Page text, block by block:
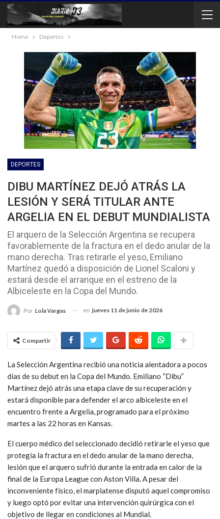
Home Deportes
DEPORTES
DIBU MARTÍNEZ DEJÓ ATRÁS LA
LESIÓN Y SERÁ TITULAR ANTE
ARGELIA EN EL DEBUT MUNDIALISTA
El arquero de la Selección Argentina se recupera
favorablemente de la fractura en el dedo anular de la
mano derecha. Tras retirarle el yeso, Emiliano
Martínez quedó a disposición de Lionel Scaloni y
estará desde el arranque en el estreno de la
Albiceleste en la Copa del Mundo.
Por Lola Vargas en jueves 11 de junio de 2026
Compartir
La Selección Argentina recibió una noticia alentadora a pocos
días de su debut en la Copa del Mundo. Emiliano “Dibu”
Martínez dejó atrás una etapa clave de su recuperación y
estará disponible para defender el arco albiceleste en el
encuentro frente a Argelia, programado para el próximo
martes a las 22 horas en Kansas.
El cuerpo médico del seleccionado decidió retirarle el yeso que
protegía la fractura en el dedo anular de la mano derecha,
lesión que el arquero sufrió durante la entrada en calor de la
final de la Europa League con Aston Villa. A pesar del
inconveniente físico, el marplatense disputó aquel compromiso
y luego optó por evitar una intervención quirúrgica con el
objetivo de llegar en condiciones al Mundial.